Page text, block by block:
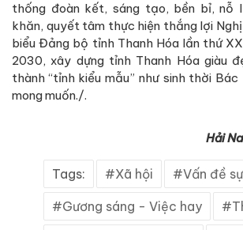
thống đoàn kết, sáng tạo, bền bỉ, nỗ
khăn, quyết tâm thực hiện thắng lợi
biểu Đảng bộ tỉnh Thanh Hóa lần thứ
2030, xây dựng tỉnh Thanh Hóa giàu
thành “tỉnh kiểu mẫu” như sinh thời
mong muốn./.
Hải
Tags: Xã hội Vấn đề
Gương sáng - Việc hay